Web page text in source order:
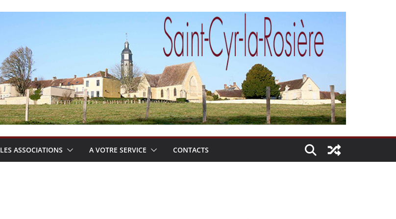
LES ASSOCIATIONS A VOTRE SERVICE CONTACTS